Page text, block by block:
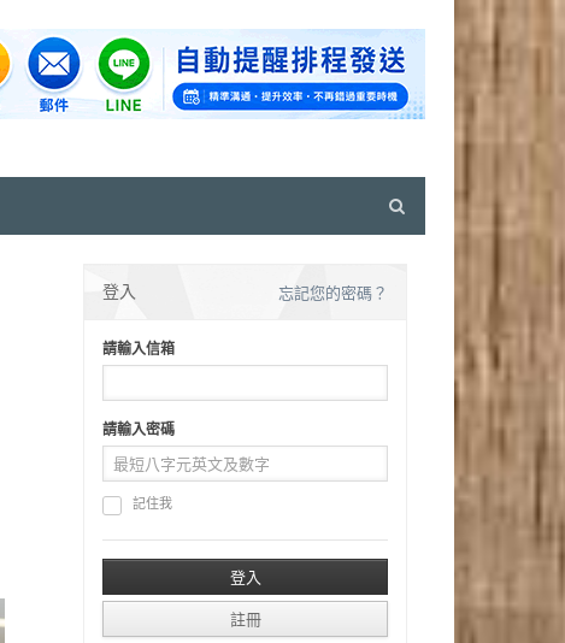
登入 忘記您的密碼？
請輸入信箱
請輸入密碼
記住我